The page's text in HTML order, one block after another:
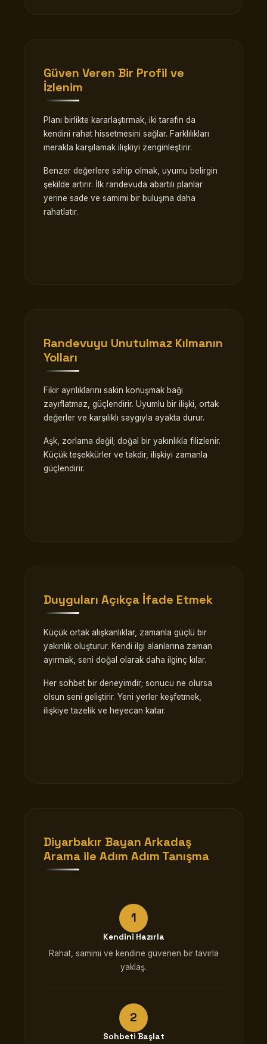
Güven Veren Bir Profil ve
İzlenim
Planı birlikte kararlaştırmak, iki tarafın da
kendini rahat hissetmesini sağlar. Farklılıkları
merakla karşılamak ilişkiyi zenginleştirir.
Benzer değerlere sahip olmak, uyumu belirgin
şekilde artırır. İlk randevuda abartılı planlar
yerine sade ve samimi bir buluşma daha
rahatlatır.
Randevuyu Unutulmaz Kılmanın
Yolları
Fikir ayrılıklarını sakin konuşmak bağı
zayıflatmaz, güçlendirir. Uyumlu bir ilişki, ortak
değerler ve karşılıklı saygıyla ayakta durur.
Aşk, zorlama değil; doğal bir yakınlıkla filizlenir.
Küçük teşekkürler ve takdir, ilişkiyi zamanla
güçlendirir.
Duyguları Açıkça İfade Etmek
Küçük ortak alışkanlıklar, zamanla güçlü bir
yakınlık oluşturur. Kendi ilgi alanlarına zaman
ayırmak, seni doğal olarak daha ilginç kılar.
Her sohbet bir deneyimdir; sonucu ne olursa
olsun seni geliştirir. Yeni yerler keşfetmek,
ilişkiye tazelik ve heyecan katar.
Diyarbakır Bayan Arkadaş
Arama ile Adım Adım Tanışma
Kendini Hazırla
Rahat, samimi ve kendine güvenen bir tavırla
yaklaş.
Sohbeti Başlat